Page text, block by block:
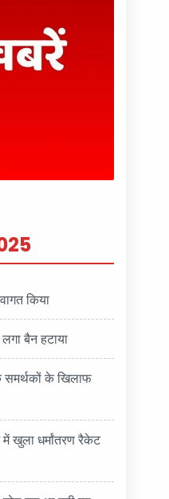
किया
बैन हटाया
समर्थकों के खिलाफ
खुला धर्मांतरण रैकेट